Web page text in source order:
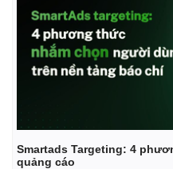
Smartads Targeting: 4
quảng cáo